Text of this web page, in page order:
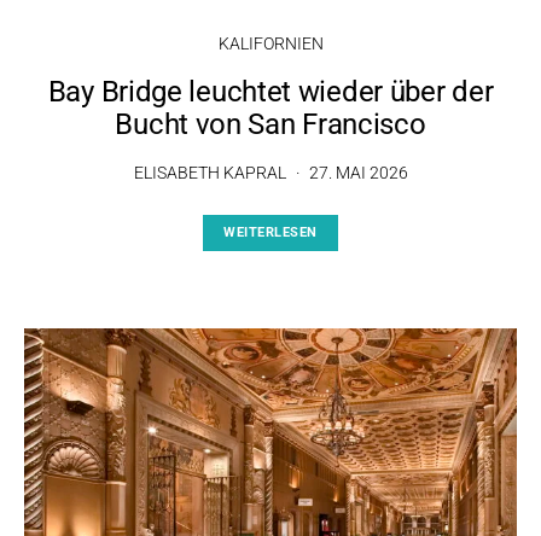
KALIFORNIEN
Bay Bridge leuchtet wieder über der
Bucht von San Francisco
ELISABETH KAPRAL 27. MAI 2026
WEITERLESEN